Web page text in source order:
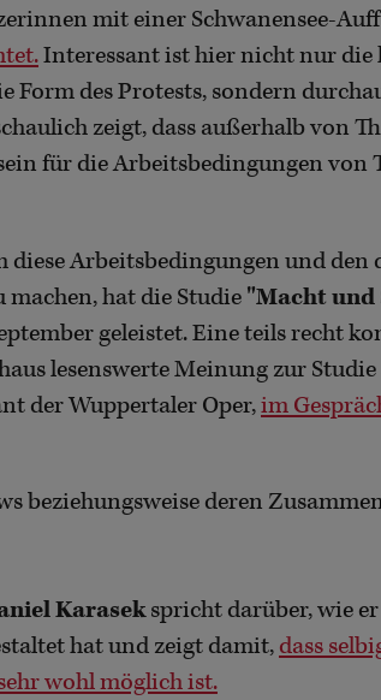
mit einer Schwanensee-
Interessant ist hier nicht nur die
Form des Protests, sondern
zeigt, dass außerhalb von
für die Arbeitsbedingungen von
diese Arbeitsbedingungen und den
hat die Studie "Macht
geleistet. Eine teils recht
lesenswerte Meinung zur
der Wuppertaler Oper,im
beziehungsweise deren
Karasekspricht darüber, wie
hat und zeigt damit, dass
wohl möglich ist.